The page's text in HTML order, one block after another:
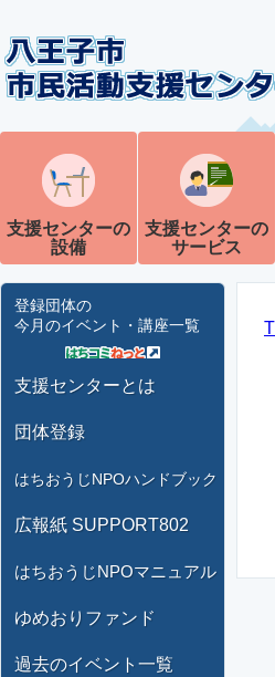
支援センターの
設備
支援センターの
サービス
登録団体の
今月のイベント・講座一覧
支援センターとは
団体登録
はちおうじNPOハンドブック
広報紙 SUPPORT802
はちおうじNPOマニュアル
ゆめおりファンド
過去のイベント一覧